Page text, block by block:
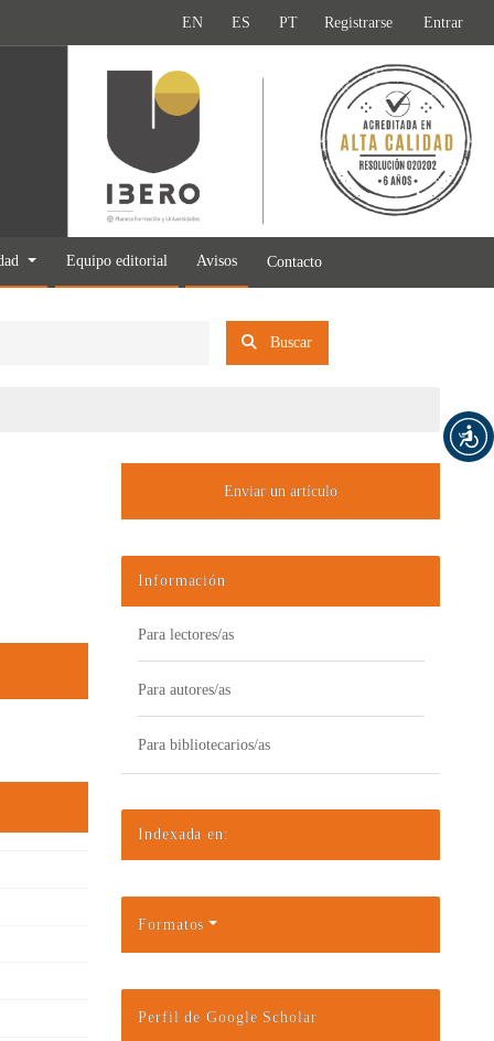
EN ES PT Registrarse Entrar
Equipo editorial Avisos Contacto
Buscar
Enviar un artículo
Información
Para lectores/as
Para autores/as
Para bibliotecarios/as
Indexada en:
Formatos
Perfil de Google Scholar